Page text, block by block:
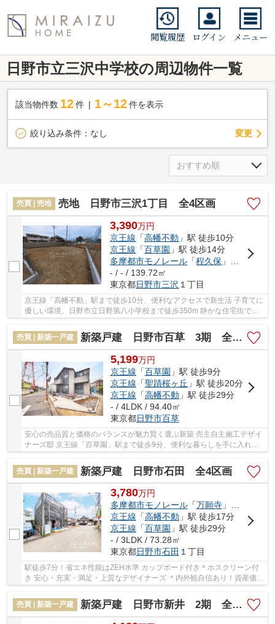
閲覧履歴 ログイン メニュー
日野市立三沢中学校の周辺物件一覧
該当物件数 12件 1～12 件を表示
絞り込み条件： なし 変更
売買 | 売地 売地 日野市三沢1丁目 全4区画
3,390万円
京王線 「高幡不動 」駅 徒歩10分
京王線 「百草園 」駅 徒歩14分
多摩都市モノレール 「程久保 」駅 徒歩16分
- / - / 139.72㎡
東京都日野市三沢 １丁目
京王線「高幡不動」駅まで徒歩10分、便利なアクセスで新生活 子育てに
優しい環境、日野市立日野第八小学校まで徒歩350m 静かな住宅街で心
地よい暮らし 閑静なひと時を楽しむ、低層住居...
売買 | 新築一戸建
新築戸建 日野市百草 3期 全1棟
5,199万円
京王線 「百草園 」駅 徒歩9分
京王線 「聖蹟桜ヶ丘 」駅 徒歩20分
京王線 「高幡不動 」駅 徒歩29分
- / 4LDK / 94.40㎡
東京都日野市百草
安心の売品質と価格のバランスが魅力賢く選ぶ新築 売主自主施工デザイ
ナーズ邸 京王線「百草園」駅まで徒歩9分、便利な暮らしを手に入れよ
う 閑静な住宅街で育む、家族の笑顔あふれる...
売買 | 新築一戸建
新築戸建 日野市石田 全4区画
3,780万円
多摩都市モノレール「万願寺」駅 徒歩7分
京王線 「高幡不動 」駅 徒歩17分
京王線 「百草園 」駅 徒歩29分
- / 3LDK / 73.28㎡
東京都日野市石田 １丁目
駅徒歩7分！省エネ性能はZEH水準 カップボード付き＊ホスクリーン付
き 安心・充実・満足・上質なデザイナーズ ＊内外観自信あり！資産価値
売買 | 新築一戸建
新築戸建 日野市新井 2期 全4棟